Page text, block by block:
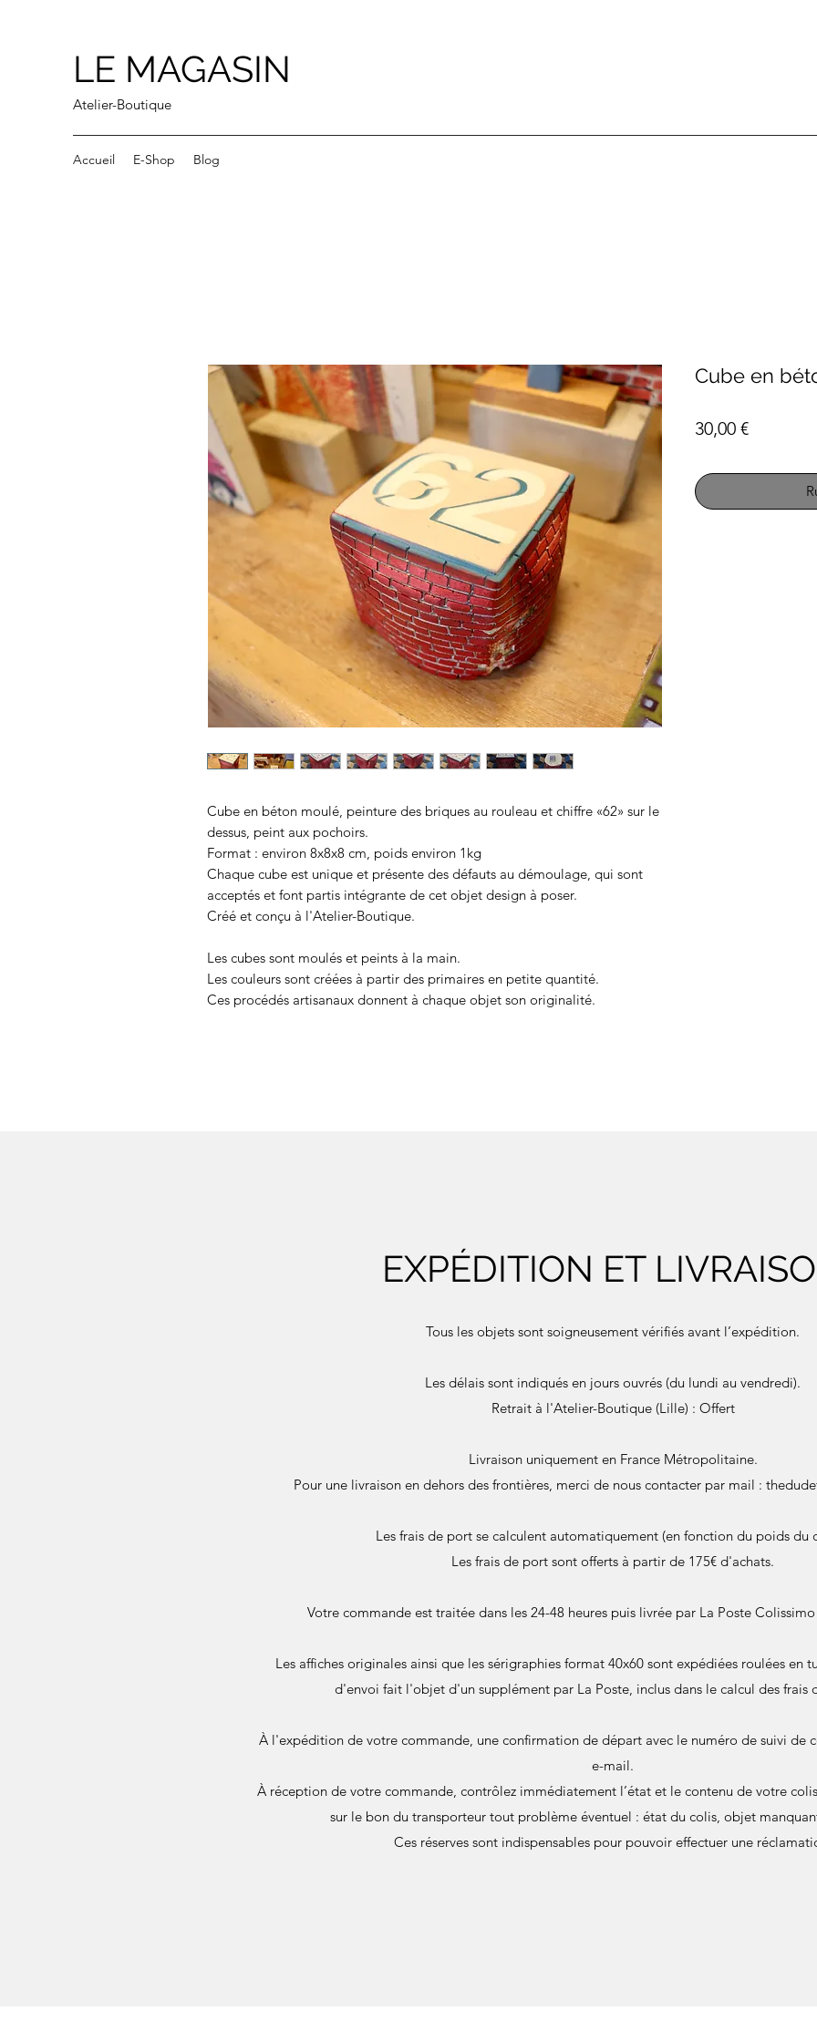
LE MAGASIN
Atelier-Boutique
Accueil E-Shop Blog
Cube en béton moulé, peinture des briques au rouleau et chiffre «62» sur le
dessus, peint aux pochoirs.
Format : environ 8x8x8 cm, poids environ 1kg
Chaque cube est unique et présente des défauts au démoulage, qui sont
acceptés et font partis intégrante de cet objet design à poser.
Créé et conçu à l'Atelier-Boutique.
Les cubes sont moulés et peints à la main.
Les couleurs sont créées à partir des primaires en petite quantité.
Ces procédés artisanaux donnent à chaque objet son originalité.
Cube en
30,00 €Prix
EXPÉDITION ET
Tous les objets sont soigneusement vérifiés avant l’expédition.
Les délais sont indiqués en jours ouvrés (du lundi au vendredi).
Retrait à l'Atelier-Boutique (Lille) : Offert
Livraison uniquement en France Métropolitaine.
Pour une livraison en dehors des frontières, merci de nous contacter par mail :
Les frais de port se calculent automatiquement (en fonction du poids du
Les frais de port sont offerts à partir de 175€ d'achats.
Votre commande est traitée dans les 24-48 heures puis livrée par La Poste
Les affiches originales ainsi que les sérigraphies format 40x60 sont expédiées roulées en
d'envoi fait l'objet d'un supplément par La Poste, inclus dans le calcul des frais
À l'expédition de votre commande, une confirmation de départ avec le numéro de suivi de
e-mail.
À réception de votre commande, contrôlez immédiatement l’état et le contenu de votre
sur le bon du transporteur tout problème éventuel : état du colis, objet
Ces réserves sont indispensables pour pouvoir effectuer une